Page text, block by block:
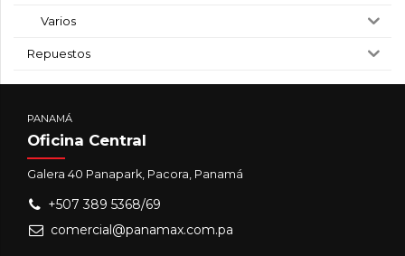
Varios
Repuestos
PANAMÁ
Oficina Central
Galera 40 Panapark, Pacora, Panamá
+507 389 5368/69
comercial@panamax.com.pa